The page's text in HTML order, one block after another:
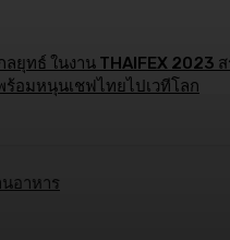
ทธ์ ในงาน THAIFEX 2023 ส
อมหนุนเชฟไทยไปเวทีโลก
อาหาร